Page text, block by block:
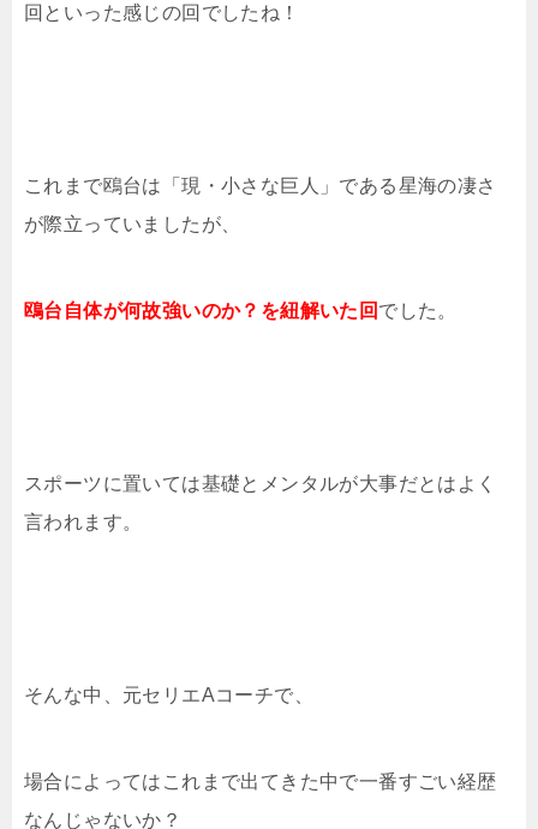
回といった感じの回でしたね！
これまで鴎台は「現・小さな巨人」である星海の凄さ
が際立っていましたが、
鴎台自体が何故強いのか？を紐解いた回 でした。
スポーツに置いては基礎とメンタルが大事だとはよく
言われます。
そんな中、元セリエAコーチで、
場合によってはこれまで出てきた中で一番すごい経歴
なんじゃないか？